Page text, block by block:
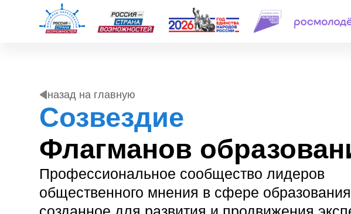
Созвездие
Флагманов образования
Профессиональное сообщество лидеров
общественного мнения в сфере образования,
созданное для развития и продвижения экспертного
потенциала участников, а также тиражирования